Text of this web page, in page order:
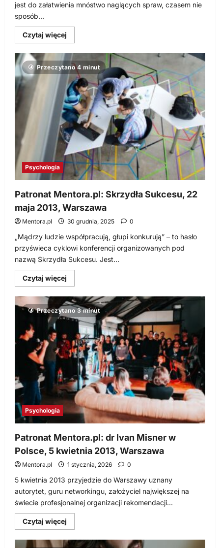
jest do załatwienia mnóstwo naglących spraw, czasem nie
sposób...
Czytaj więcej
się
o
Okiełznać
chaos
w
rozmowie
Przeczytano 4 minut
Psychologia
Patronat Mentora.pl: Skrzydła Sukcesu, 22
maja 2013, Warszawa
Mentora.pl 30 grudnia, 2025 0
„Mądrzy ludzie współpracują, głupi konkurują” – to hasło
przyświeca cyklowi konferencji organizowanych pod
nazwą Skrzydła Sukcesu. Jest...
Czytaj więcej
się
o
Patronat
Mentora.pl:
Skrzydła
Sukcesu,
22
maja
2013,
Warszawa
Przeczytano 3 minut
Psychologia
Patronat Mentora.pl: dr Ivan Misner w
Polsce, 5 kwietnia 2013, Warszawa
Mentora.pl 1 stycznia, 2026 0
5 kwietnia 2013 przyjedzie do Warszawy uznany
autorytet, guru networkingu, założyciel największej na
świecie profesjonalnej organizacji rekomendacji...
Czytaj więcej
się
o